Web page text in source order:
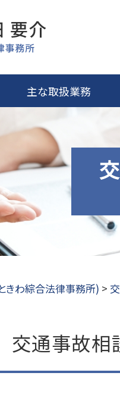
主な取扱業務
きわ綜合法律事務所) >
交通事故相